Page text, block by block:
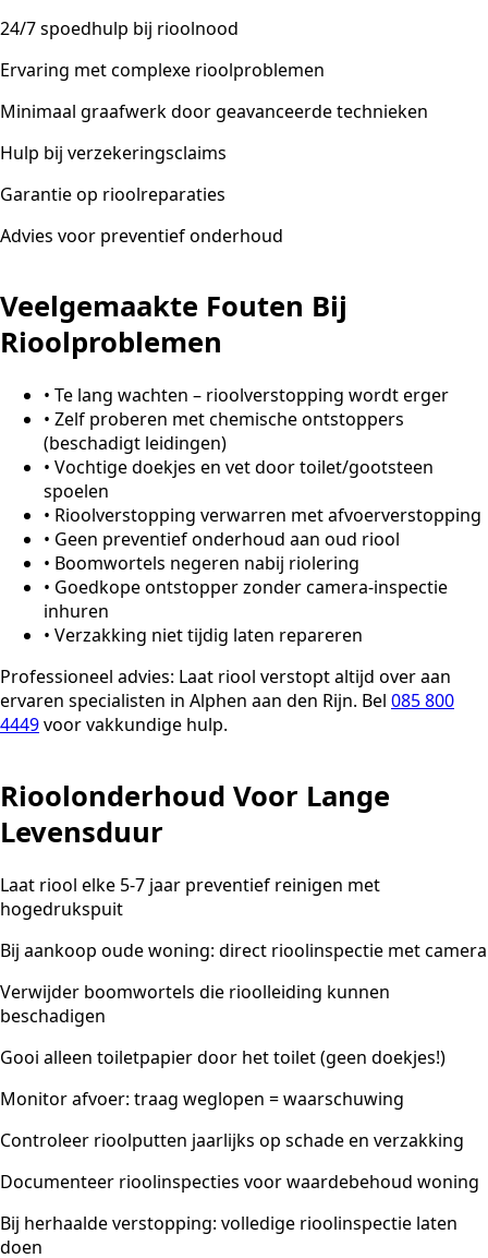
24/7 spoedhulp bij rioolnood
Ervaring met complexe rioolproblemen
Minimaal graafwerk door geavanceerde technieken
Hulp bij verzekeringsclaims
Garantie op rioolreparaties
Advies voor preventief onderhoud
Veelgemaakte Fouten Bij
Rioolproblemen
• Te lang wachten – rioolverstopping wordt erger
• Zelf proberen met chemische ontstoppers
(beschadigt leidingen)
• Vochtige doekjes en vet door toilet/gootsteen
spoelen
• Rioolverstopping verwarren met afvoerverstopping
• Geen preventief onderhoud aan oud riool
• Boomwortels negeren nabij riolering
• Goedkope ontstopper zonder camera-inspectie
inhuren
• Verzakking niet tijdig laten repareren
Professioneel advies: Laat riool verstopt altijd over aan
ervaren specialisten in Alphen aan den Rijn. Bel 085 800
4449voor vakkundige hulp.
Rioolonderhoud Voor Lange
Levensduur
Laat riool elke 5-7 jaar preventief reinigen met
hogedrukspuit
Bij aankoop oude woning: direct rioolinspectie met camera
Verwijder boomwortels die rioolleiding kunnen
beschadigen
Gooi alleen toiletpapier door het toilet (geen doekjes!)
Monitor afvoer: traag weglopen = waarschuwing
Controleer rioolputten jaarlijks op schade en verzakking
Documenteer rioolinspecties voor waardebehoud woning
Bij herhaalde verstopping: volledige rioolinspectie laten
doen